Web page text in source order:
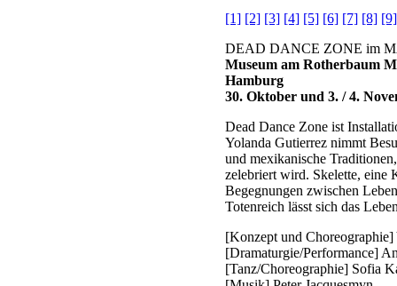
[1] [2] [3] [4] [5] [6] [7] [8] [9]
DEAD DANCE ZONE im
Museum am Rotherbaum
Hamburg
30. Oktober und 3. / 4.
Dead Dance Zone ist
Yolanda Gutierrez nimmt
und mexikanische
zelebriert wird. Skelette, eine
Begegnungen zwischen
Totenreich lässt sich das
[Konzept und Choreographie]
[Dramaturgie/Performance]
[Tanz/Choreographie] Sofia